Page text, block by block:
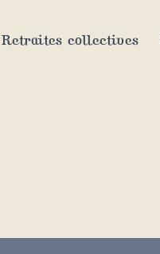
Retraites collectives